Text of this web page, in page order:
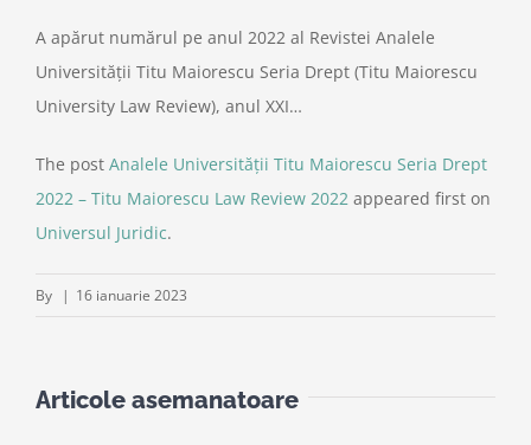
A apărut numărul pe anul 2022 al Revistei Analele
Universității Titu Maiorescu Seria Drept (Titu Maiorescu
University Law Review), anul XXI…
The post Analele Universității Titu Maiorescu Seria Drept
2022 – Titu Maiorescu Law Review 2022 appeared first on
Universul Juridic.
By | 16 ianuarie 2023
Articole asemanatoare